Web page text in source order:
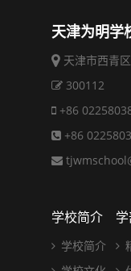
天津为明学
天津市西青
300112
+86
+86
学校简介
学校简介